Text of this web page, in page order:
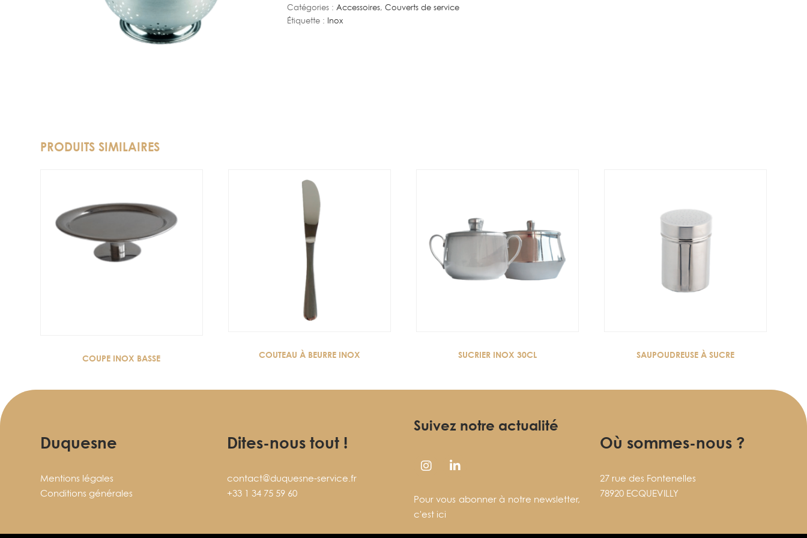
Ø
35
Catégories : Accessoires,Couverts de service
Étiquette : Inox
PRODUITS SIMILAIRES
COUPE INOX BASSE COUTEAU À BEURRE INOX SUCRIER INOX 30CL SAUPOUDREUSE À SUCRE
Duquesne
Mentions légales
Conditions générales
Dites-nous tout !
contact@duquesne-service.fr
+33 1 34 75 59 60
Suivez notre actualité
Pour vous abonner à notre newsletter,
c'est ici
Où sommes-nous ?
27 rue des Fontenelles
78920 ECQUEVILLY